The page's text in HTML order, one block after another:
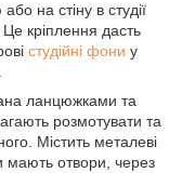
на стіну в студії
кріплення дасть
студійні фони у
ланцюжками та
розмотувати та
Містить металеві
мають отвори, через